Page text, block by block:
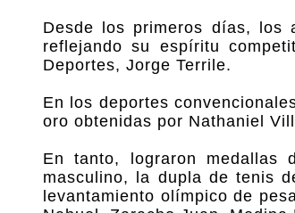
Desde los primeros días, los
reflejando su espíritu
Deportes, Jorge Terrile.
En los deportes
oro obtenidas por Nathaniel
En tanto, lograron medallas
masculino, la dupla de tenis
levantamiento olímpico de